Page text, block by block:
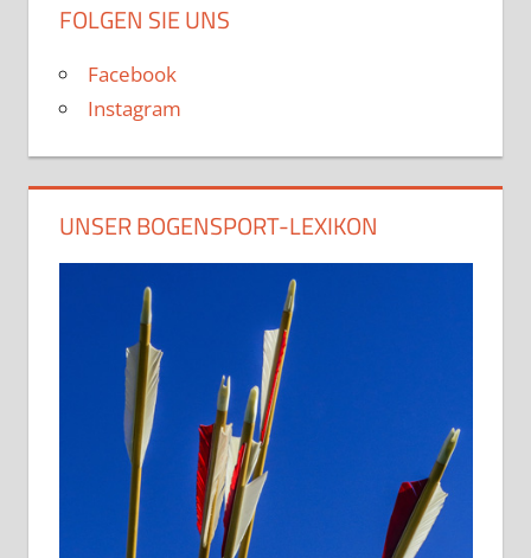
FOLGEN SIE UNS
Facebook
Instagram
UNSER BOGENSPORT-LEXIKON